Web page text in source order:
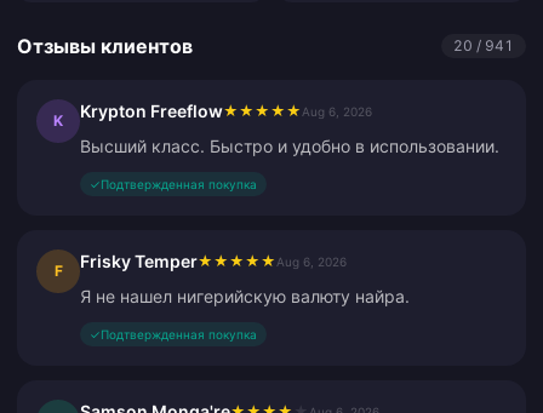
Отзывы клиентов 20 / 941
K Krypton Freeflow★ ★ ★ ★ ★ Aug 6, 2026
Высший класс. Быстро и удобно в использовании.
✓Подтвержденная покупка
F Frisky Temper★ ★ ★ ★ ★ Aug 6, 2026
Я не нашел нигерийскую валюту найра.
✓Подтвержденная покупка